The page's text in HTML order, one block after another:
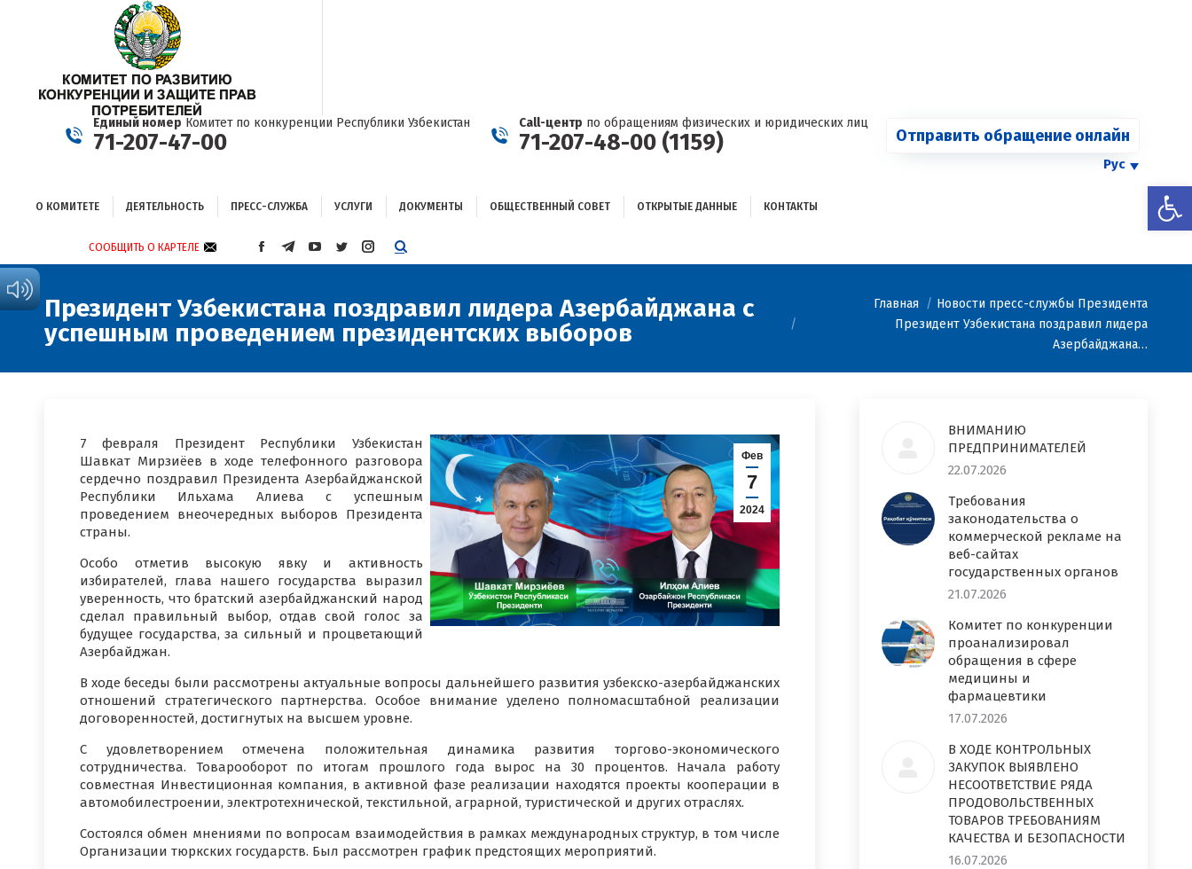
Единый номер Комитет по конкуренции Республики Узбекистан
71-207-47-00
Call-центр по обращениям физических и юридических лиц
71-207-48-00 (1159) Отправить обращение онлайн
Рус
О КОМИТЕТЕ ДЕЯТЕЛЬНОСТЬ ПРЕСС-СЛУЖБА УСЛУГИ ДОКУМЕНТЫ ОБЩЕСТВЕННЫЙ СОВЕТ ОТКРЫТЫЕ ДАННЫЕ КОНТАКТЫ
СООБЩИТЬ О КАРТЕЛЕ
СТРАНИЦА
В
НОВОМ
ОКНЕ
СТРАНИЦА
В
НОВОМ
ОКНЕ
СТРАНИЦА
В
НОВОМ
ОКНЕ
СТРАНИЦА
В
НОВОМ
ОКНЕ
СТРАНИЦА
В
НОВОМ
ОКНЕ
Президент Узбекистана поздравил лидера Азербайджана с
успешным проведением президентских выборов
Главная
Новости пресс-службы Президента
Президент Узбекистана поздравил лидера
Азербайджана…
Фев
7
2024
7 февраля Президент Республики Узбекистан
Шавкат Мирзиёев в ходе телефонного разговора
сердечно поздравил Президента Азербайджанской
Республики Ильхама Алиева с успешным
проведением внеочередных выборов Президента
страны.
Особо отметив высокую явку и активность
избирателей, глава нашего государства выразил
уверенность, что братский азербайджанский народ
сделал правильный выбор, отдав свой голос за
будущее государства, за сильный и процветающий
Азербайджан.
В ходе беседы были рассмотрены актуальные вопросы дальнейшего развития узбекско-азербайджанских
отношений стратегического партнерства. Особое внимание уделено полномасштабной реализации
договоренностей, достигнутых на высшем уровне.
С удовлетворением отмечена положительная динамика развития торгово-экономического
сотрудничества. Товарооборот по итогам прошлого года вырос на 30 процентов. Начала работу
совместная Инвестиционная компания, в активной фазе реализации находятся проекты кооперации в
автомобилестроении, электротехнической, текстильной, аграрной, туристической и других отраслях.
Состоялся обмен мнениями по вопросам взаимодействия в рамках международных структур, в том числе
Организации тюркских государств. Был рассмотрен график предстоящих мероприятий.
ВНИМАНИЮ
ПРЕДПРИНИМАТЕЛЕЙ
22.07.2026
Требования
законодательства о
коммерческой рекламе на
веб-сайтах
государственных органов
21.07.2026
Комитет по конкуренции
проанализировал
обращения в сфере
медицины и
фармацевтики
17.07.2026
В ХОДЕ КОНТРОЛЬНЫХ
ЗАКУПОК ВЫЯВЛЕНО
НЕСООТВЕТСТВИЕ РЯДА
ПРОДОВОЛЬСТВЕННЫХ
ТОВАРОВ ТРЕБОВАНИЯМ
КАЧЕСТВА И БЕЗОПАСНОСТИ
16.07.2026
О КОМИТЕТЕ ДЕЯТЕЛЬНОСТЬ
окнеокнеокнеокне
новом